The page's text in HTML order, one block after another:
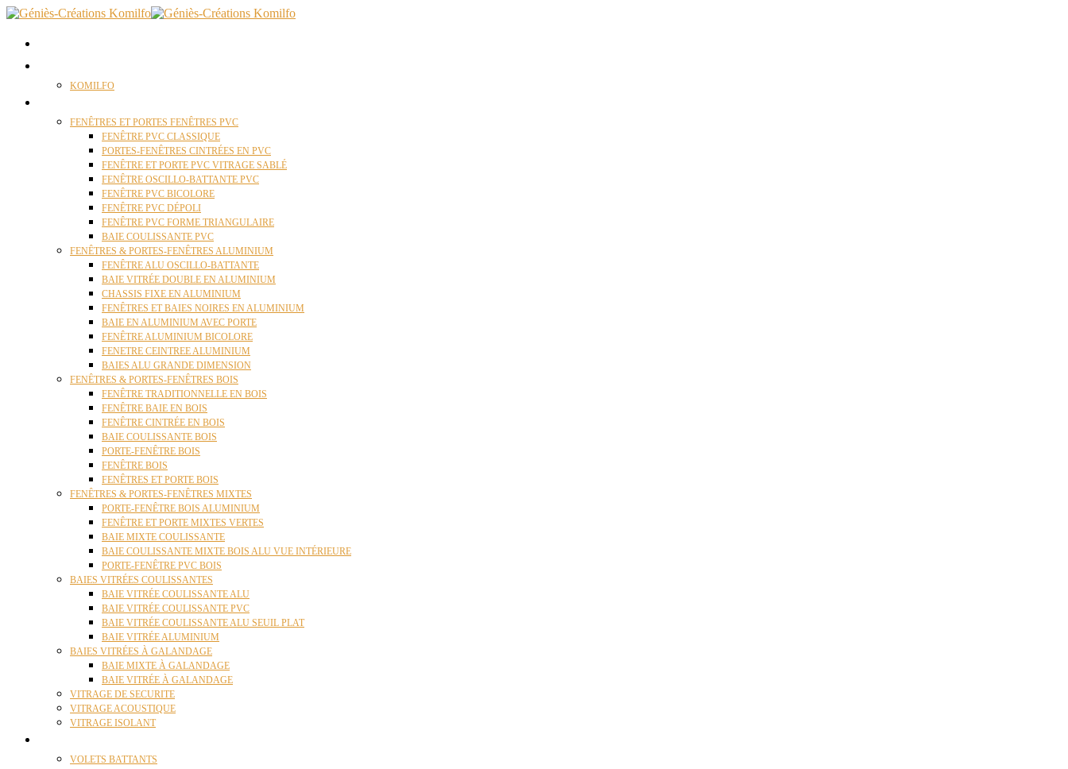
KOMILFO
FENÊTRES ET PORTES FENÊTRES PVC
FENÊTRE PVC CLASSIQUE
PORTES-FENÊTRES CINTRÉES EN PVC
FENÊTRE ET PORTE PVC VITRAGE SABLÉ
FENÊTRE OSCILLO-BATTANTE PVC
FENÊTRE PVC BICOLORE
FENÊTRE PVC DÉPOLI
FENÊTRE PVC FORME TRIANGULAIRE
BAIE COULISSANTE PVC
FENÊTRES & PORTES-FENÊTRES ALUMINIUM
FENÊTRE ALU OSCILLO-BATTANTE
BAIE VITRÉE DOUBLE EN ALUMINIUM
CHASSIS FIXE EN ALUMINIUM
FENÊTRES ET BAIES NOIRES EN ALUMINIUM
BAIE EN ALUMINIUM AVEC PORTE
FENÊTRE ALUMINIUM BICOLORE
FENETRE CEINTREE ALUMINIUM
BAIES ALU GRANDE DIMENSION
FENÊTRES & PORTES-FENÊTRES BOIS
FENÊTRE TRADITIONNELLE EN BOIS
FENÊTRE BAIE EN BOIS
FENÊTRE CINTRÉE EN BOIS
BAIE COULISSANTE BOIS
PORTE-FENÊTRE BOIS
FENÊTRE BOIS
FENÊTRES ET PORTE BOIS
FENÊTRES & PORTES-FENÊTRES MIXTES
PORTE-FENÊTRE BOIS ALUMINIUM
FENÊTRE ET PORTE MIXTES VERTES
BAIE MIXTE COULISSANTE
BAIE COULISSANTE MIXTE BOIS ALU VUE INTÉRIEURE
PORTE-FENÊTRE PVC BOIS
BAIES VITRÉES COULISSANTES
BAIE VITRÉE COULISSANTE ALU
BAIE VITRÉE COULISSANTE PVC
BAIE VITRÉE COULISSANTE ALU SEUIL PLAT
BAIE VITRÉE ALUMINIUM
BAIES VITRÉES À GALANDAGE
BAIE MIXTE À GALANDAGE
BAIE VITRÉE À GALANDAGE
VITRAGE DE SECURITE
VITRAGE ACOUSTIQUE
VITRAGE ISOLANT
VOLETS BATTANTS